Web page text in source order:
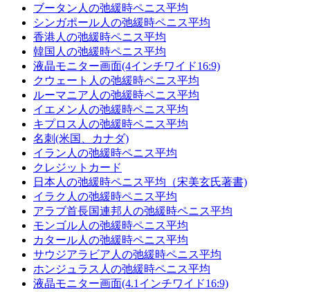
ブータン人の弛緩時ペニス平均
シンガポール人の弛緩時ペニス平均
香港人の弛緩時ペニス平均
韓国人の弛緩時ペニス平均
液晶モニター画面(4インチワイド16:9)
クウェート人の弛緩時ペニス平均
ルーマニア人の弛緩時ペニス平均
イエメン人の弛緩時ペニス平均
キプロス人の弛緩時ペニス平均
名刺(米国、カナダ)
イラン人の弛緩時ペニス平均
クレジットカード
日本人の弛緩時ペニス平均（宋美玄氏著書)
イラク人の弛緩時ペニス平均
アラブ首長国連邦人の弛緩時ペニス平均
モンゴル人の弛緩時ペニス平均
カタール人の弛緩時ペニス平均
サウジアラビア人の弛緩時ペニス平均
ホンジュラス人の弛緩時ペニス平均
液晶モニター画面(4.1インチワイド16:9)